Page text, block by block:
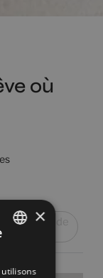
où
vous de
×
utilisons